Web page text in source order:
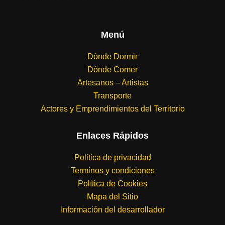
Actividades que son más que planes:clases de cocina, clases de baile de
estancia en una historia para recordar.
Menú
Dónde Dormir
Dónde Comer
Artesanos – Artistas
Transporte
Actores y Emprendimientos del Territorio
Enlaces Rápidos
Politica de privacidad
Terminos y condiciones
Política de Cookies
Mapa del Sitio
Información del desarrollador